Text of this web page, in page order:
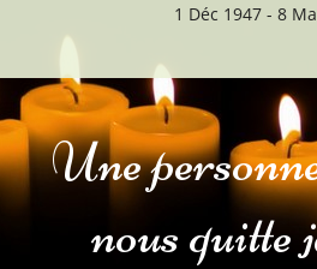
1 Déc 1947 - 8
Une
nous quitte